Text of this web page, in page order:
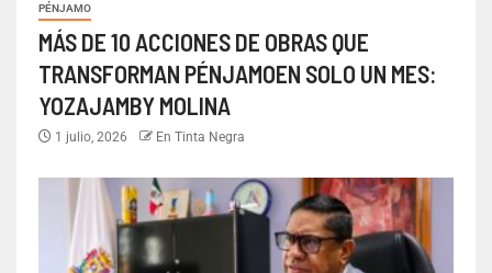
PÉNJAMO
MÁS DE 10 ACCIONES DE OBRAS QUE
TRANSFORMAN PÉNJAMOEN SOLO UN MES:
YOZAJAMBY MOLINA
1 julio, 2026 En Tinta Negra